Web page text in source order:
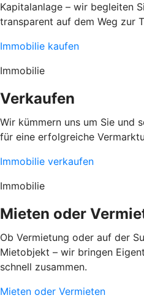
Kapitalanlage – wir begleiten
transparent auf dem Weg zur
Immobilie kaufen
Immobilie
Verkaufen
Wir kümmern uns um Sie und
für eine erfolgreiche
Immobilie verkaufen
Immobilie
Mieten oder
Ob Vermietung oder auf der
Mietobjekt – wir bringen
schnell zusammen.
Mieten oder Vermieten